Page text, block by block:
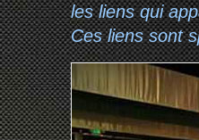
les liens qui
Ces liens sont